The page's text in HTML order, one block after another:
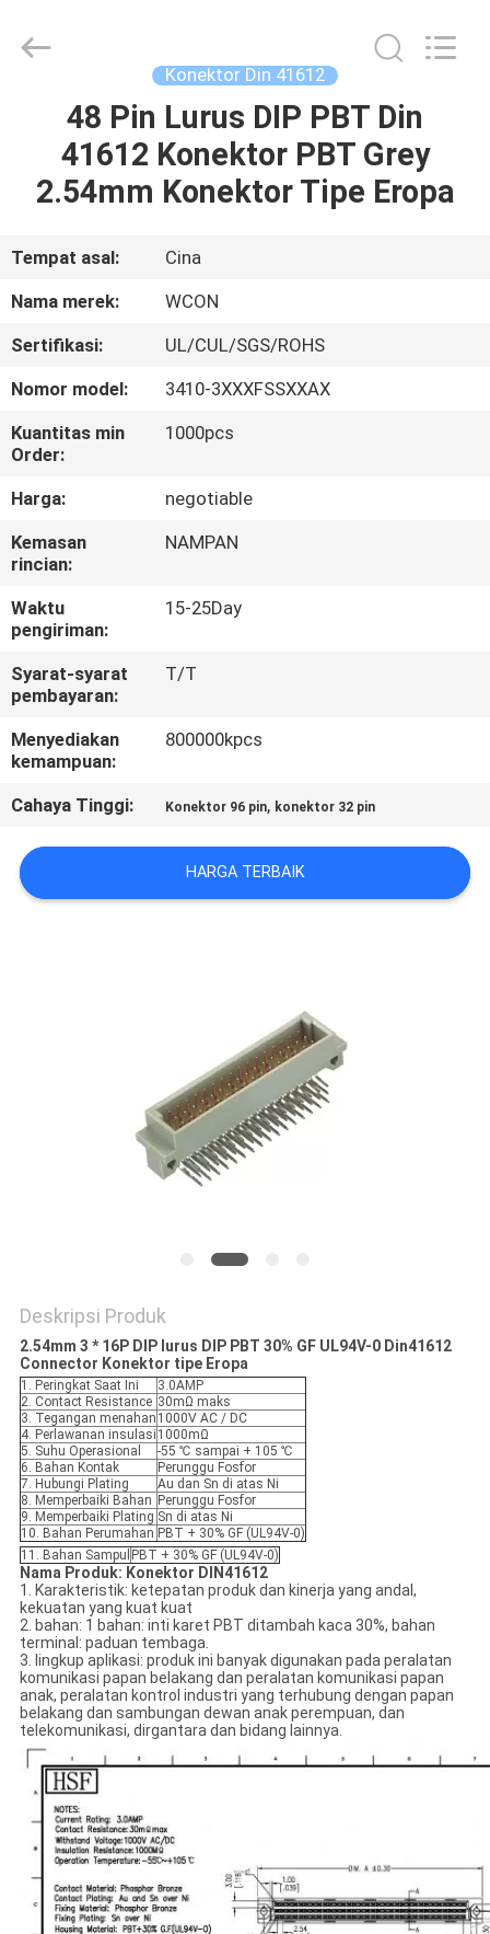
RUMAH
PRODUK
TENTANG
KAMI
TUR
PABRIK
KONTROL
KUALITAS
HUBUNGI
KAMI
PERMINTAAN
SITEMAP
PRIVACY
POLICY
Konektor Din 41612
48 Pin Lurus DIP PBT Din
41612 Konektor PBT Grey
2.54mm Konektor Tipe Eropa
Tempat asal:
Cina
Nama merek:
WCON
Sertifikasi:
UL/CUL/SGS/ROHS
Nomor model:
3410-3XXXFSSXXAX
Kuantitas min
Order:
1000pcs
Harga:
negotiable
Kemasan
rincian:
NAMPAN
Waktu
pengiriman:
15-25Day
Syarat-syarat
pembayaran:
T/T
Menyediakan
kemampuan:
800000kpcs
Cahaya Tinggi: Konektor 96 pin, konektor 32 pin
HARGA TERBAIK
Deskripsi Produk
2.54mm 3 * 16P DIP lurus DIP PBT 30% GF UL94V-0 Din41612
Connector Konektor tipe Eropa
1. Peringkat Saat Ini
3.0AMP
2. Contact Resistance 30mΩ maks
3. Tegangan menahan 1000V AC / DC
4. Perlawanan insulasi 1000mΩ
5. Suhu Operasional
-55 ℃ sampai + 105 ℃
6. Bahan Kontak
Perunggu Fosfor
7. Hubungi Plating
Au dan Sn di atas Ni
8. Memperbaiki Bahan Perunggu Fosfor
9. Memperbaiki Plating Sn di atas Ni
10. Bahan Perumahan PBT + 30% GF (UL94V-0)
11. Bahan Sampul PBT + 30% GF (UL94V-0)
Nama Produk: Konektor DIN41612
1. Karakteristik: ketepatan produk dan kinerja yang andal,
kekuatan yang kuat kuat
2. bahan: 1 bahan: inti karet PBT ditambah kaca 30%, bahan
terminal: paduan tembaga.
3. lingkup aplikasi: produk ini banyak digunakan pada peralatan
komunikasi papan belakang dan peralatan komunikasi papan
anak, peralatan kontrol industri yang terhubung dengan papan
belakang dan sambungan dewan anak perempuan, dan
telekomunikasi, dirgantara dan bidang lainnya.